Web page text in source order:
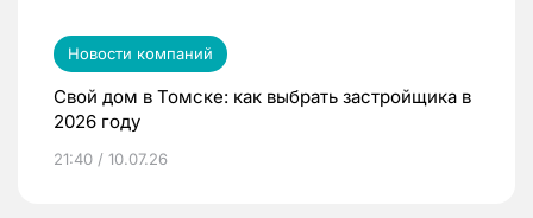
Новости компаний
Свой дом в Томске: как выбрать застройщика в
2026 году
21:40 / 10.07.26